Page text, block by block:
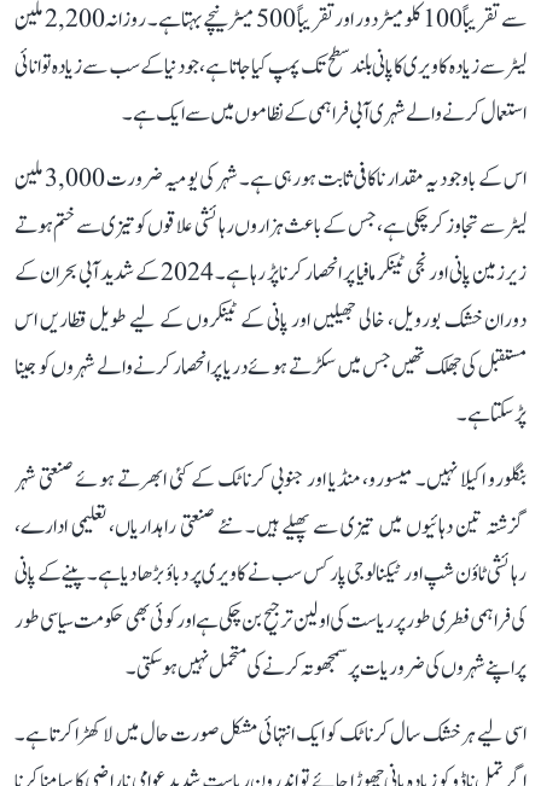
سے تقریباً 100 کلومیٹر دور اور تقریباً 500 میٹر نیچے بہتا ہے۔ روزانہ 2,200 ملین
لیٹر سے زیادہ کاویری کا پانی بلند سطح تک پمپ کیا جاتا ہے، جو دنیا کے سب سے زیادہ توانائی
استعمال کرنے والے شہری آبی فراہمی کے نظاموں میں سے ایک ہے۔
اس کے باوجود یہ مقدار ناکافی ثابت ہو رہی ہے۔ شہر کی یومیہ ضرورت 3,000 ملین
لیٹر سے تجاوز کر چکی ہے، جس کے باعث ہزاروں رہائشی علاقوں کو تیزی سے ختم ہوتے
زیرزمین پانی اور نجی ٹینکر مافیا پر انحصار کرنا پڑ رہا ہے۔ 2024 کے شدید آبی بحران کے
دوران خشک بورویل، خالی جھیلیں اور پانی کے ٹینکروں کے لیے طویل قطاریں اس
مستقبل کی جھلک تھیں جس میں سکڑتے ہوئے دریا پر انحصار کرنے والے شہروں کو جینا
پڑ سکتا ہے۔
بنگلورو اکیلا نہیں۔ میسورو، منڈیا اور جنوبی کرناٹک کے کئی ابھرتے ہوئے صنعتی شہر
گزشتہ تین دہائیوں میں تیزی سے پھیلے ہیں۔ نئے صنعتی راہداریاں، تعلیمی ادارے،
رہائشی ٹاؤن شپ اور ٹیکنالوجی پارکس سب نے کاویری پر دباؤ بڑھا دیا ہے۔ پینے کے پانی
کی فراہمی فطری طور پر ریاست کی اولین ترجیح بن چکی ہے اور کوئی بھی حکومت سیاسی طور
پر اپنے شہروں کی ضروریات پر سمجھوتہ کرنے کی متحمل نہیں ہو سکتی۔
اسی لیے ہر خشک سال کرناٹک کو ایک انتہائی مشکل صورت حال میں لا کھڑا کرتا ہے۔